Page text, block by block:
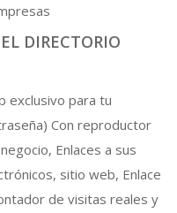
DIRECTORIO
exclusivo para tu
Con reproductor
Enlaces a sus
sitio web, Enlace
de visitas reales y